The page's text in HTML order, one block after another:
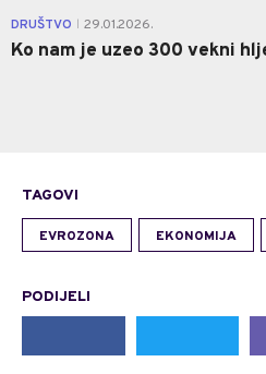
DRUŠTVO 29.01.2026.
Ko nam je uzeo 300 vekni
TAGOVI
EVROZONA EKONOMIJA
PODIJELI